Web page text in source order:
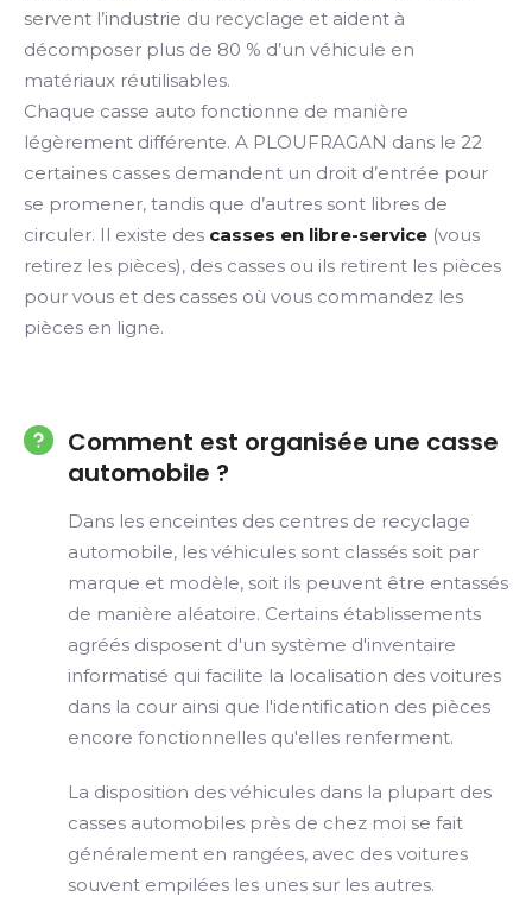
servent l’industrie du recyclage et aident à
décomposer plus de 80 % d’un véhicule en
matériaux réutilisables.
Chaque casse auto fonctionne de manière
légèrement différente. A PLOUFRAGAN dans le 22
certaines casses demandent un droit d’entrée pour
se promener, tandis que d’autres sont libres de
circuler. Il existe des casses en libre-service (vous
retirez les pièces), des casses ou ils retirent les pièces
pour vous et des casses où vous commandez les
pièces en ligne.
Comment est organisée une casse
automobile ?
Dans les enceintes des centres de recyclage
automobile, les véhicules sont classés soit par
marque et modèle, soit ils peuvent être entassés
de manière aléatoire. Certains établissements
agréés disposent d'un système d'inventaire
informatisé qui facilite la localisation des voitures
dans la cour ainsi que l'identification des pièces
encore fonctionnelles qu'elles renferment.
La disposition des véhicules dans la plupart des
casses automobiles près de chez moi se fait
généralement en rangées, avec des voitures
souvent empilées les unes sur les autres.